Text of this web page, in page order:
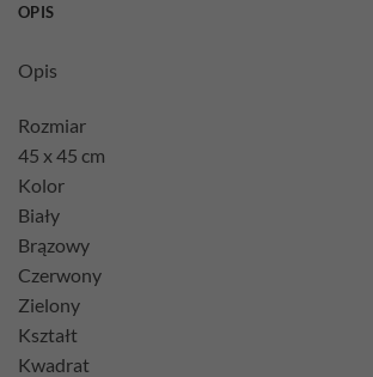
OPIS
Opis
Rozmiar
45 x 45 cm
Kolor
Biały
Brązowy
Czerwony
Zielony
Kształt
Kwadrat